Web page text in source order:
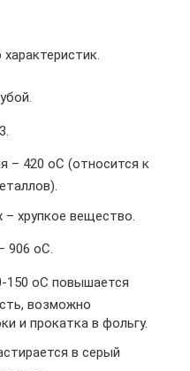
– 420 оС (относится к
хрупкое вещество.
906 оС.
150 оС повышается
возможно
и прокатка в фольгу.
в серый